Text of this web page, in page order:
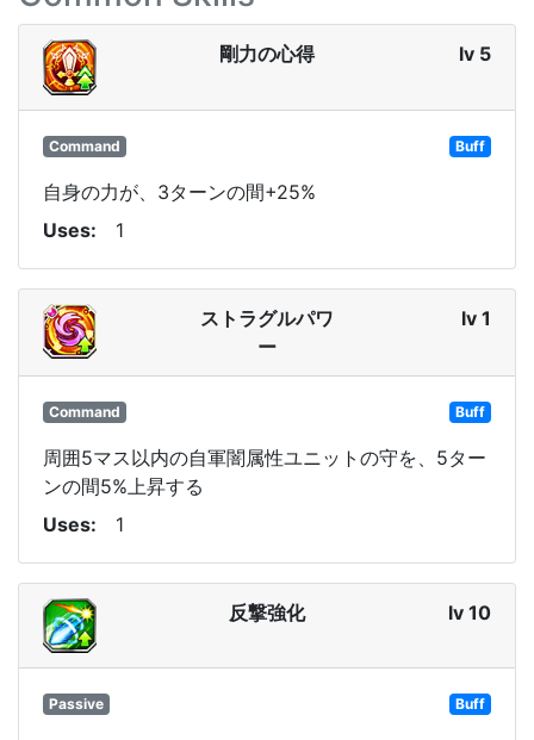
剛力の心得 lv 5
Command Buff
自身の力が、3ターンの間+25%
Uses
1
ストラグルパワ
ー
lv 1
Command Buff
周囲5マス以内の自軍闇属性ユニットの守を、5ター
ンの間5%上昇する
Uses
1
反撃強化 lv 10
Passive Buff